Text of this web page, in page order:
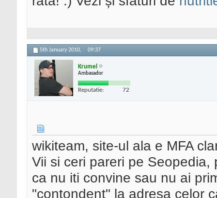
5th January 2010, 09:37
Krumel
Ambasador
Reputatie: 72
wikiteam, site-ul ala e MFA
Vii si ceri pareri pe
ca nu iti convine sau nu ai
"contondent" la adresa celor